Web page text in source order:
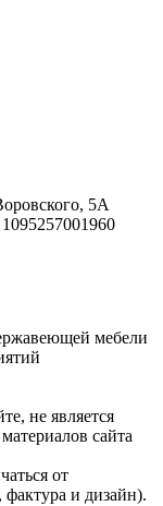
5А
мебели
не является
сайта
от
фактура и дизайн).